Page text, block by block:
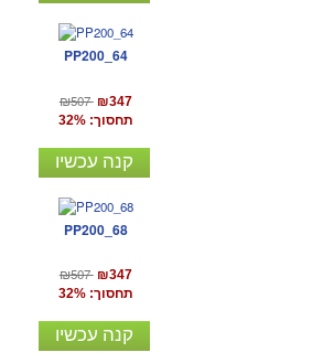
PP200_64
₪507 ₪347
תחסוך: 32%
קנה עכשיו
PP200_68
₪507 ₪347
תחסוך: 32%
קנה עכשיו